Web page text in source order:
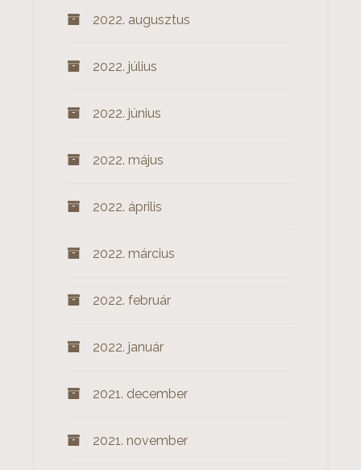
2022. augusztus
2022. július
2022. június
2022. május
2022. április
2022. március
2022. február
2022. január
2021. december
2021. november